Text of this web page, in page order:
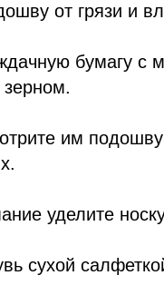
от грязи и
бумагу с
им
уделите
сухой